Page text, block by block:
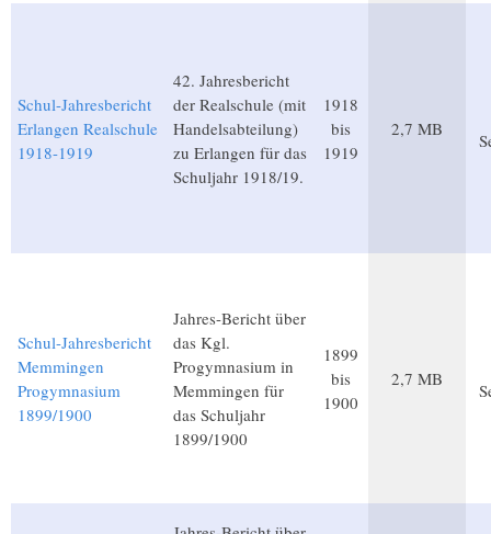
Schul-Jahresbericht
Erlangen Realschule
1918-1919
42. Jahresbericht
der Realschule (mit
Handelsabteilung)
zu Erlangen für das
Schuljahr 1918/19.
1918
bis
1919
2,7 MB
Schul-Jahresbericht
Memmingen
Progymnasium
1899/1900
Jahres-Bericht über
das Kgl.
Progymnasium in
Memmingen für
das Schuljahr
1899/1900
1899
bis
1900
2,7 MB